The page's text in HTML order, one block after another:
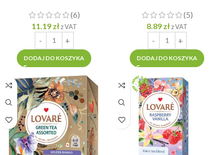
(6)
11.19 zł z VAT
DODAJ DO KOSZYKA
(5)
8.89 złz VAT
DODAJ DO KOSZYKA